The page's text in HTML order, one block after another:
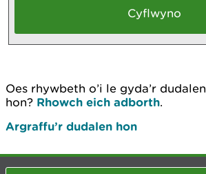
Oes rhywbeth o’i le gyda’r dudalen
hon? Rhowch eich adborth.
Argraffu’r dudalen hon